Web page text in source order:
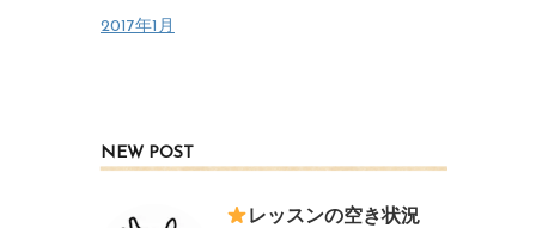
2017年1月
NEW POST
レッスンの空き状況